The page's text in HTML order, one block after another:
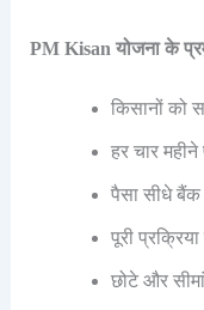
PM Kisan योजना के
किसानों को
हर चार
पैसा सीधे बैंक
पूरी
छोटे और